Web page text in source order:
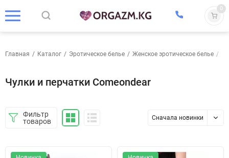
0
Главная / Каталог / Эротическое белье / Женское эротическое белье /
Чулки и перчатки Comeondear
Фильтр
товаров
Сначала новинки